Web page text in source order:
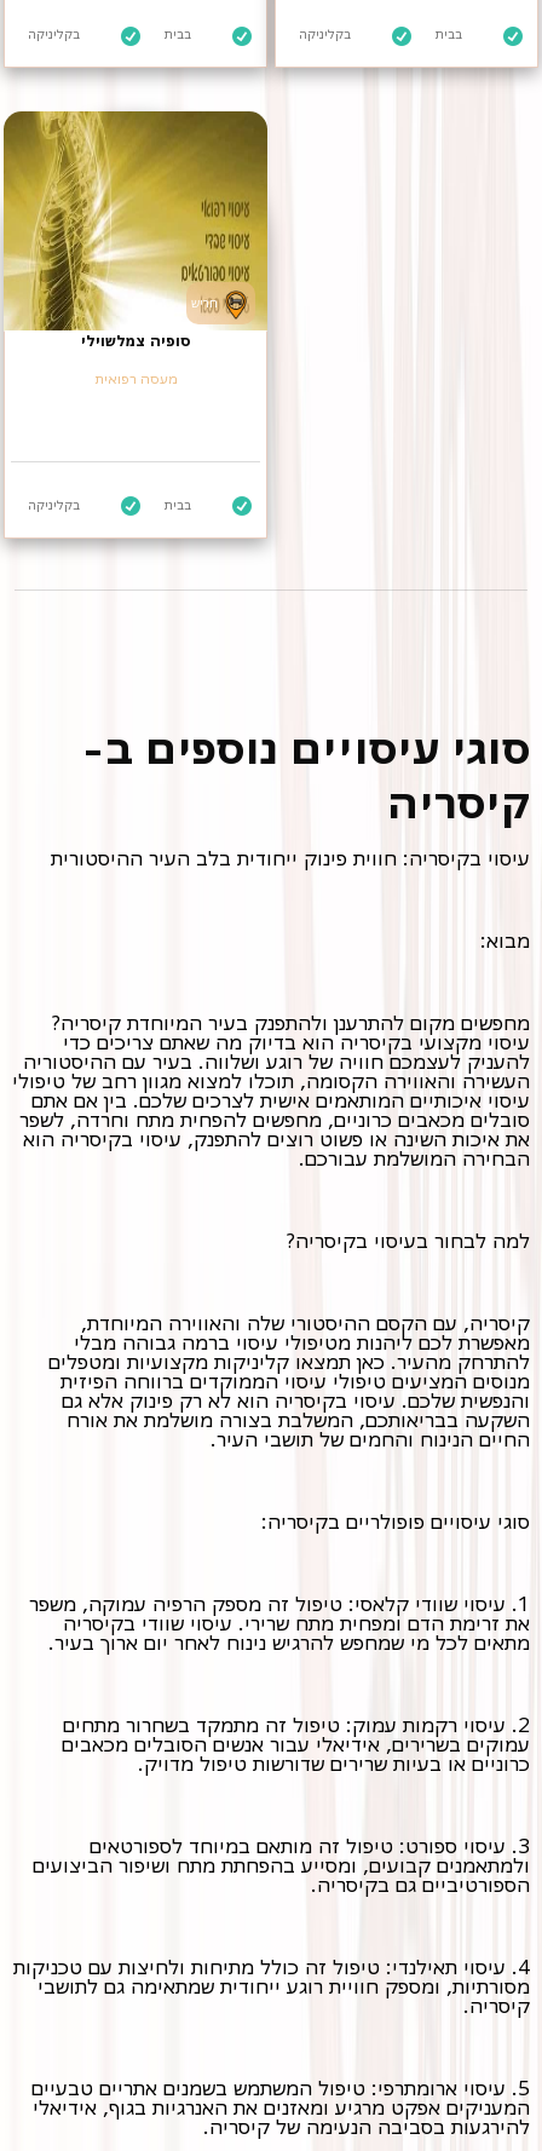
בקליניקה בבית בקליניקה בבית
חריש
סופיה צמלשוילי
מעסה רפואית
בקליניקה בבית
סוגי עיסויים נוספים ב-
קיסריה
עיסוי בקיסריה: חווית פינוק ייחודית בלב העיר ההיסטורית
מבוא:
מחפשים מקום להתרענן ולהתפנק בעיר המיוחדת קיסריה?
עיסוי מקצועי בקיסריה הוא בדיוק מה שאתם צריכים כדי
להעניק לעצמכם חוויה של רוגע ושלווה. בעיר עם ההיסטוריה
העשירה והאווירה הקסומה, תוכלו למצוא מגוון רחב של טיפולי
עיסוי איכותיים המותאמים אישית לצרכים שלכם. בין אם אתם
סובלים מכאבים כרוניים, מחפשים להפחית מתח וחרדה, לשפר
את איכות השינה או פשוט רוצים להתפנק, עיסוי בקיסריה הוא
הבחירה המושלמת עבורכם.
למה לבחור בעיסוי בקיסריה?
קיסריה, עם הקסם ההיסטורי שלה והאווירה המיוחדת,
מאפשרת לכם ליהנות מטיפולי עיסוי ברמה גבוהה מבלי
להתרחק מהעיר. כאן תמצאו קליניקות מקצועיות ומטפלים
מנוסים המציעים טיפולי עיסוי הממוקדים ברווחה הפיזית
והנפשית שלכם. עיסוי בקיסריה הוא לא רק פינוק אלא גם
השקעה בבריאותכם, המשלבת בצורה מושלמת את אורח
החיים הנינוח והחמים של תושבי העיר.
סוגי עיסויים פופולריים בקיסריה:
1. עיסוי שוודי קלאסי: טיפול זה מספק הרפיה עמוקה, משפר
את זרימת הדם ומפחית מתח שרירי. עיסוי שוודי בקיסריה
מתאים לכל מי שמחפש להרגיש נינוח לאחר יום ארוך בעיר.
2. עיסוי רקמות עמוק: טיפול זה מתמקד בשחרור מתחים
עמוקים בשרירים, אידיאלי עבור אנשים הסובלים מכאבים
כרוניים או בעיות שרירים שדורשות טיפול מדויק.
3. עיסוי ספורט: טיפול זה מותאם במיוחד לספורטאים
ולמתאמנים קבועים, ומסייע בהפחתת מתח ושיפור הביצועים
הספורטיביים גם בקיסריה.
4. עיסוי תאילנדי: טיפול זה כולל מתיחות ולחיצות עם טכניקות
מסורתיות, ומספק חוויית רוגע ייחודית שמתאימה גם לתושבי
קיסריה.
5. עיסוי ארומתרפי: טיפול המשתמש בשמנים אתריים טבעיים
המעניקים אפקט מרגיע ומאזנים את האנרגיות בגוף, אידיאלי
להירגעות בסביבה הנעימה של קיסריה.